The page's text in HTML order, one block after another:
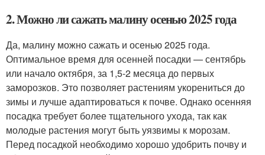
2. Можно ли сажать малину осенью 2025 года
Да, малину можно сажать и осенью 2025 года.
Оптимальное время для осенней посадки — сентябрь
или начало октября, за 1,5-2 месяца до первых
заморозков. Это позволяет растениям укорениться до
зимы и лучше адаптироваться к почве. Однако осенняя
посадка требует более тщательного ухода, так как
молодые растения могут быть уязвимы к морозам.
Перед посадкой необходимо хорошо удобрить почву и